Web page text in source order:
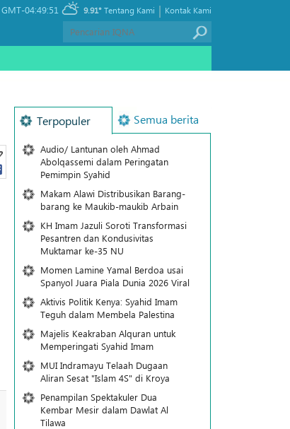
GMT-04:49:51 9.91° Kontak Kami
|
Tentang Kami
Terpopuler Semua berita
Audio/ Lantunan oleh Ahmad
Abolqassemi dalam Peringatan
Pemimpin Syahid
Makam Alawi Distribusikan Barang-
barang ke Maukib-maukib Arbain
KH Imam Jazuli Soroti Transformasi
Pesantren dan Kondusivitas
Muktamar ke-35 NU
Momen Lamine Yamal Berdoa usai
Spanyol Juara Piala Dunia 2026 Viral
Aktivis Politik Kenya: Syahid Imam
Teguh dalam Membela Palestina
Majelis Keakraban Alquran untuk
Memperingati Syahid Imam
MUI Indramayu Telaah Dugaan
Aliran Sesat "Islam 4S" di Kroya
Penampilan Spektakuler Dua
Kembar Mesir dalam Dawlat Al
Tilawa